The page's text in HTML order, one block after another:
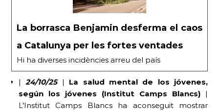
La borrasca Benjamin desferma el caos
a Catalunya per les fortes ventades
Hi ha diverses incidències arreu del país
|24/10/25| La salud mental de los jóvenes,
según los jóvenes (Institut Camps Blancs) |
L’Institut Camps Blancs ha aconseguit mostrar